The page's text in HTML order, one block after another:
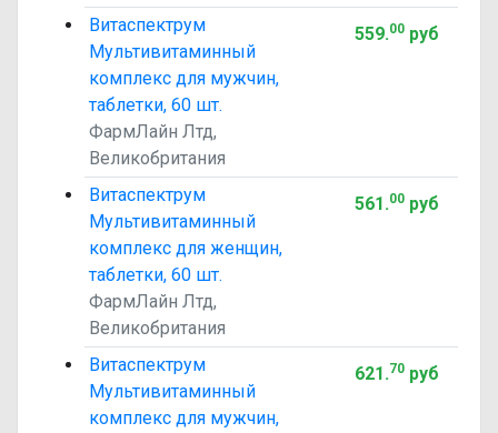
Витаспектрум
Мультивитаминный
комплекс для мужчин,
таблетки, 60 шт.
ФармЛайн Лтд,
Великобритания
559.00руб
Витаспектрум
Мультивитаминный
комплекс для женщин,
таблетки, 60 шт.
ФармЛайн Лтд,
Великобритания
561.00руб
Витаспектрум
Мультивитаминный
комплекс для мужчин,
621.70руб